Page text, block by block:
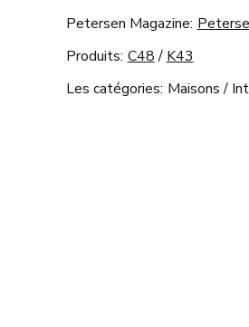
Petersen Magazine:
Produits: C48 / K43
Les catégories: Maisons /